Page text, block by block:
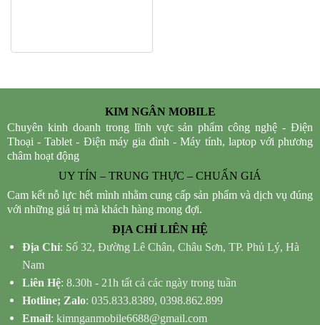
KIM NGÂN MOBILE
Chuyên kinh doanh trong lĩnh vực sản phẩm công nghệ - Điện
Thoại - Tablet - Điện máy gia đình - Máy tính, laptop với phương
châm hoạt động
UY TÍN – TRUNG THỰC – CHUẨN GIÁ
Cam kết nỗ lực hết mình nhằm cung cấp sản phẩm và dịch vụ đúng
với những giá trị mà khách hàng mong đợi.
ĐỊA CHỈ LIÊN HỆ
Địa Chỉ: Số 32, Đường Lê Chân, Châu Sơn, TP. Phủ Lý, Hà
Nam
Liên Hệ: 8.30h - 21h tất cả các ngày trong tuần
Hotline; Zalo: 035.833.8389, 0398.862.899
Email: kimnganmobile6688@gmail.com